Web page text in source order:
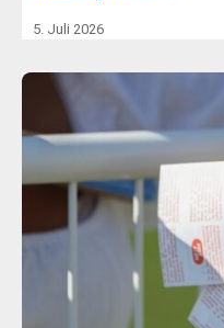
5. Juli 2026